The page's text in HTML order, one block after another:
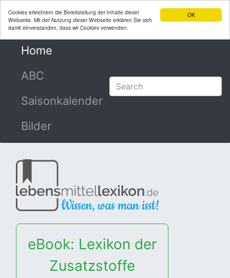
OK
Cookies erleichtern die Bereitstellung der Inhalte dieser
Webseite. Mit der Nutzung dieser Webseite erklären Sie sich
damit einverstanden, dass wir Cookies verwenden.
Home
ABC
Saisonkalender
Bilder
eBook: Lexikon der
Zusatzstoffe